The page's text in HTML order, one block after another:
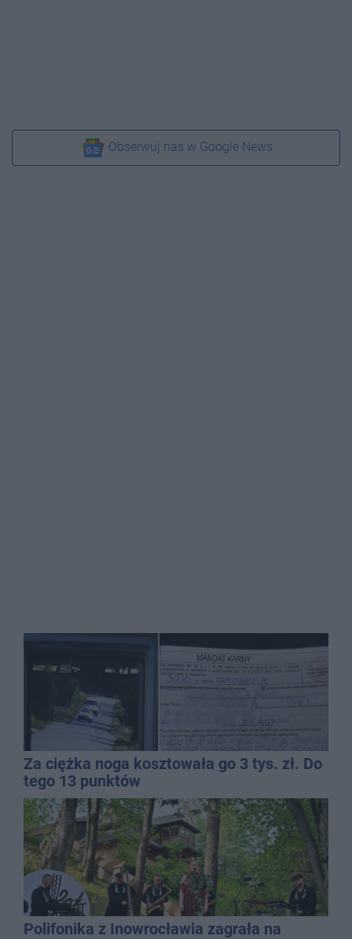
Obserwuj nas w Google News
Za ciężka noga kosztowała go 3 tys. zł. Do
tego 13 punktów
Polifonika z Inowrocławia zagrała na